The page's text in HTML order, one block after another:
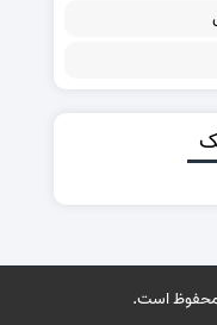
محفوظ است.